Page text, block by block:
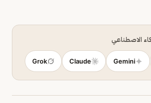
الاصطناعي
Gemini
Claude
Grok